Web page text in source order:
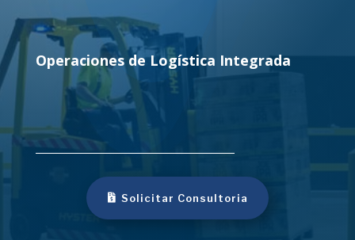
Operaciones de Logística Integrada
Solicitar Consultoria